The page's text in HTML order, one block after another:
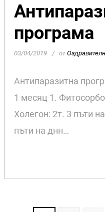
програма
03/04/2019 от
Антипаразитна
1 месяц 1.
Холегон: 2т. 3 пъти
пъти на днн…